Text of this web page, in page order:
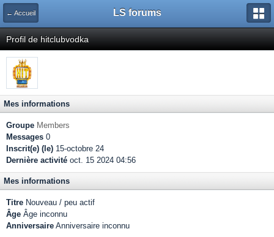
← Accueil LS forums
Profil de hitclubvodka
Mes informations
Groupe Members
Messages 0
Inscrit(e) (le) 15-octobre 24
Dernière activité oct. 15 2024 04:56
Mes informations
Titre Nouveau / peu actif
Âge Âge inconnu
Anniversaire Anniversaire inconnu